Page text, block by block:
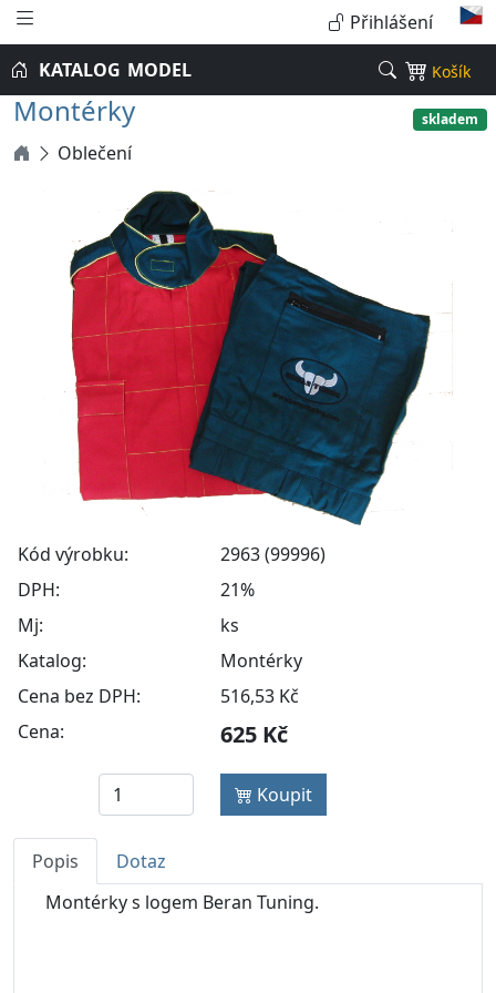
Přihlášení
KATALOG MODEL Košík
Montérky skladem
Oblečení
Kód výrobku:
2963 (99996)
DPH:
21%
Mj:
ks
Katalog:
Montérky
Cena bez DPH:
516,53 Kč
Cena:
625 Kč
Koupit
Popis
Dotaz
Montérky s logem Beran Tuning.